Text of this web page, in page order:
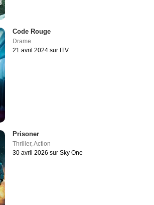
Code Rouge
Drame
21 avril 2024 sur ITV
Prisoner
Thriller,Action
30 avril 2026 sur Sky One